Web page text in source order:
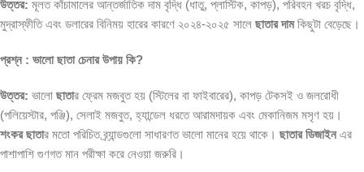
উত্তর: মূলত কাঁচামালের আন্তর্জাতিক দাম বৃদ্ধি (ধাতু, প্লাস্টিক, কাপড়), পরিবহন খরচ বৃদ্ধি,
মুদ্রাস্ফীতি এবং ডলারের বিনিময় হারের কারণে ২০২৪-২০২৫ সালে ছাতার দামকিছুটা বেড়েছে।
প্রশ্ন : ভালো ছাতা চেনার উপায় কি?
উত্তর: ভালো ছাতার ফ্রেম মজবুত হয় (স্টিলের বা ফাইবারের), কাপড় টেকসই ও জলরোধী
(পলিয়েস্টার, পঞ্জি), সেলাই মজবুত, হ্যান্ডেল ধরতে আরামদায়ক এবং মেকানিজম মসৃণ হয়।
শংকর ছাতার মতো পরিচিত ব্র্যান্ডগুলো সাধারণত ভালো মানের হয়ে থাকে। ছাতার ডিজাইনএর
পাশাপাশি গুণগত মান পরীক্ষা করে নেওয়া জরুরি।